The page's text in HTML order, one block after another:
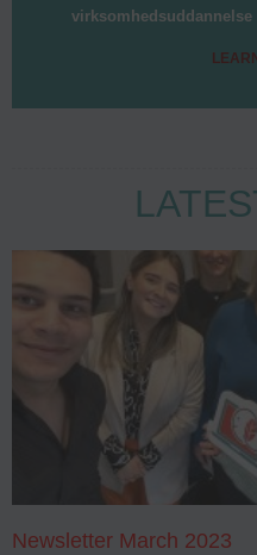
Newsletter March 2023